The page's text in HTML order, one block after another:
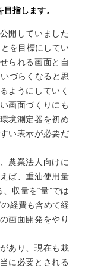
指します。
開していました
を目標にしてい
られる画面と自
づらくなると思
ようにしていく
画面づくりにも
境測定器を初め
い表示が必要だ
農業法人向けに
ば、重油使用量
収量を“量”では
経費も含めて経
画面開発をやり
あり、現在も栽
に必要とされる